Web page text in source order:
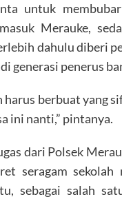
untuk
Merauke,
dahulu diberi
generasi penerus
harus berbuat yang
ini nanti,” pintanya.
dari Polsek
seragam
sebagai salah